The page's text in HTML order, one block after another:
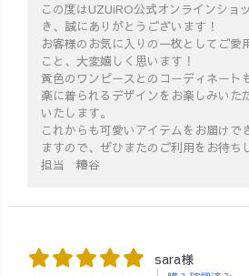
この度はUZUiRO公式オンラインショ
き、誠にありがとうございます！
お客様のお気に入りの一枚としてご愛
こと、大変嬉しく思います！
黄色のワンピースとのコーディネート
楽に着られるデザインをお楽しみいた
いたします。
これからも可愛いアイテムをお届けで
ますので、ぜひまたのご利用をお待ち
担当 糟谷
sara様